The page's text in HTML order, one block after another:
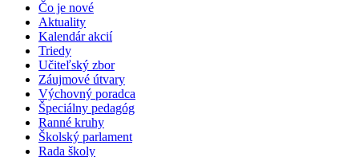
Čo je nové
Aktuality
Kalendár akcií
Triedy
Učiteľský zbor
Záujmové útvary
Výchovný poradca
Špeciálny pedagóg
Ranné kruhy
Školský parlament
Rada školy